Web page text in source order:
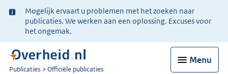
Ter
informatie:
Mogelijk ervaart u problemen met het zoeken naar
publicaties. We werken aan een oplossing. Excuses voor
het ongemak.
Menu
U
Publicaties Officiële publicaties